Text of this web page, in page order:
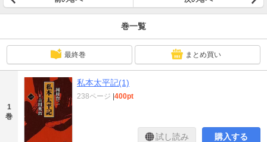
巻一覧
最終巻 まとめ買い
1
巻
私本太平記(1)
238ページ 400pt
試し読み 購入する